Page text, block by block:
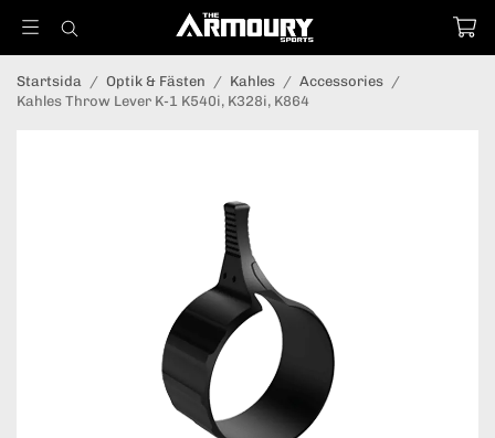
Startsida / Optik & Fästen / Kahles / Accessories /
Kahles Throw Lever K-1 K540i, K328i, K864